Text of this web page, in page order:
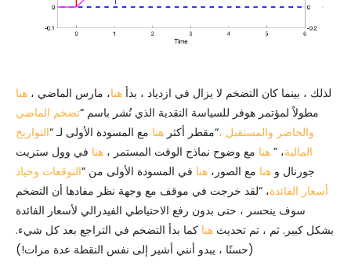
لذلك ، بينما كان التضخم لا يزال في ازدياد ، بدأ هنا، مارس الماضي ، هنا
مطولاً لمؤتمر هوفر للسياسة النقدية الذي نُشر باسم “تضخم الماضي
والحاضر والمستقبل ،“مقطر أكثر هنا مع المسودة الأولى لـ “التواريخ
المالية، ” هنا مع وضوح نماذج الوقت المستمر ، هنا في وول ستريت
جورنال و هنا مع الصور، هنا في المسودة الأولى من “التوقعات وحياد
أسعار الفائدة، “لقد خرجت في موقف مع وجهة نظر مفادها أن التضخم
سوف ينحسر ، حتى بدون رفع الاحتياطي الفيدرالي لأسعار الفائدة
بشكل كبير. ثم ، تم تحديث هنا كما بدأ التضخم في التراجع بعد كل شيء.
(حسنًا ، يبدو أنني أشير إلى نفس النقطة عدة مرات!)